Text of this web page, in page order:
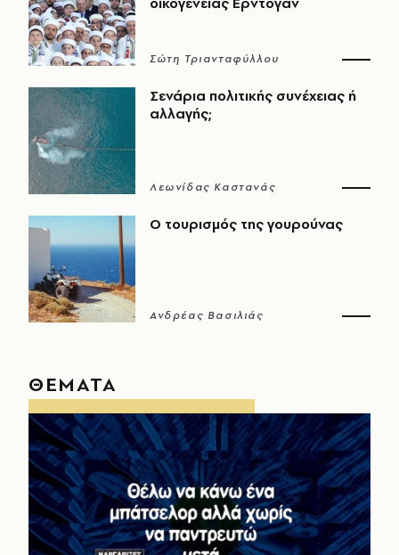
Σώτη Τριανταφύλλου
Σενάρια πολιτικής συνέχειας ή
αλλαγής;
Λεωνίδας Καστανάς
Ο τουρισμός της γουρούνας
Ανδρέας Βασιλιάς
ΘΕΜΑΤΑ